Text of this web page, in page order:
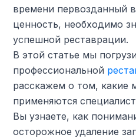
времени первозданный
ценность, необходимо
успешной реставрации.
В этой статье мы
профессиональной
расскажем о том, какие
применяются
Вы узнаете, как
осторожное удаление